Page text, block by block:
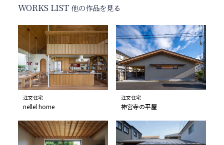
WORKS LIST 他の作品を見る
注文住宅
nellel home
注文住宅
神宮寺の平屋